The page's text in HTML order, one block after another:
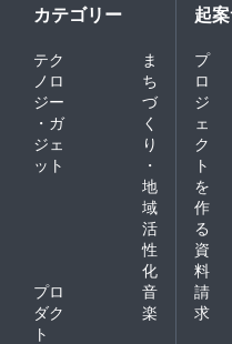
カテゴリー
テク
ノロ
ジー
・ガ
ジェ
ット
ま
ち
づ
く
り
・
地
域
活
性
化
プロ
ダク
ト
音
楽
起
プ
ロ
ジ
ェ
ク
ト
を
作
る
資
料
請
求